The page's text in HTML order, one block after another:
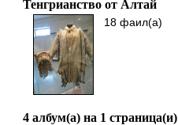
Тенгрианство от Алтай
18 фаил(а)
4 албум(а) на 1 страница(и)